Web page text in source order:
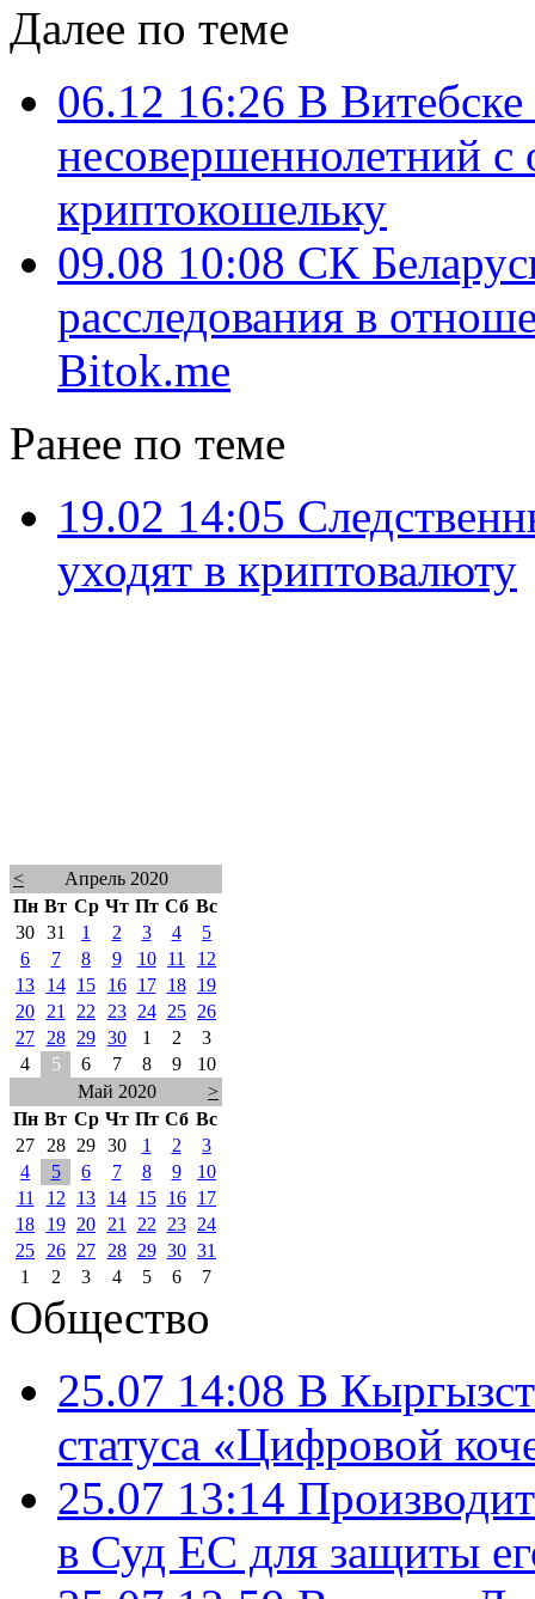
Далее по теме
06.12 16:26 В Витебске
несовершеннолетний
криптокошельку
09.08 10:08 СК
расследования в
Bitok.me
Ранее по теме
19.02 14:05
уходят в криптовалюту
<
Апрель 2020
Пн Вт Ср Чт Пт Сб Вс
30 31 1 2 3 4
5
6
7 8 9 10 11
12
13
14 15 16 17 18
19
20
21 22 23 24 25
26
27
28 29 30 1 2
3
4
5 6 7 8 9
10
Май 2020
>
Пн Вт Ср Чт Пт Сб Вс
27
28 29 30 1 2
3
4
5 6 7 8 9
10
11
12 13 14 15 16
17
18
19 20 21 22 23
24
25
26 27 28 29 30 31
1
2 3 4 5 6 7
Общество
25.07 14:08 В
статуса «Цифровой
25.07 13:14
в Суд ЕС для защиты